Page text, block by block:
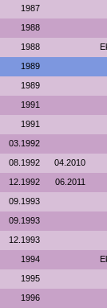
1987
1988
1988
1989
1989
1991
1991
03.1992
08.1992 04.2010
12.1992 06.2011
09.1993
09.1993
12.1993
1994
1995
1996